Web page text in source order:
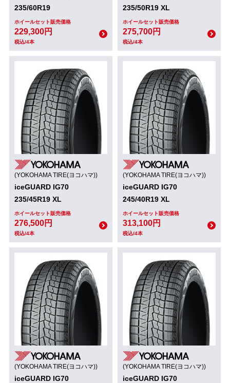
235/60R19
ホイールセット販売価格
229,300円
税込/4本
235/50R19 XL
ホイールセット販売価格
275,700円
税込/4本
(YOKOHAMA TIRE(ヨコハマ))
iceGUARD IG70
235/45R19 XL
ホイールセット販売価格
276,500円
税込/4本
(YOKOHAMA TIRE(ヨコハマ))
iceGUARD IG70
245/40R19 XL
ホイールセット販売価格
313,100円
税込/4本
(YOKOHAMA TIRE(ヨコハマ))
iceGUARD IG70
(YOKOHAMA TIRE(ヨコハマ))
iceGUARD IG70